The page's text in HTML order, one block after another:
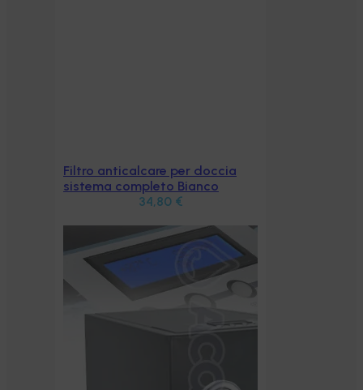
Aggiungi al carrello
Filtro anticalcare per doccia
sistema completo Bianco
34,80 €